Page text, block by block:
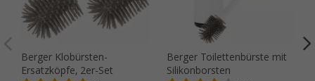
Berger Klobürsten-
Ersatzköpfe, 2er-Set
Berger Toilettenbürste mit
Silikonborsten